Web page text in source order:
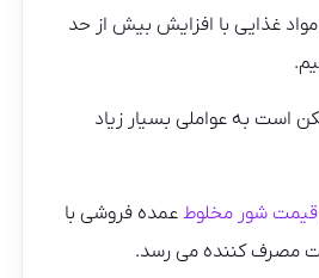
غذایی با افزایش بیش از حد
است به عواملی بسیار زیاد
شور مخلوط عمده فروشی با
مصرف کننده می رسد.